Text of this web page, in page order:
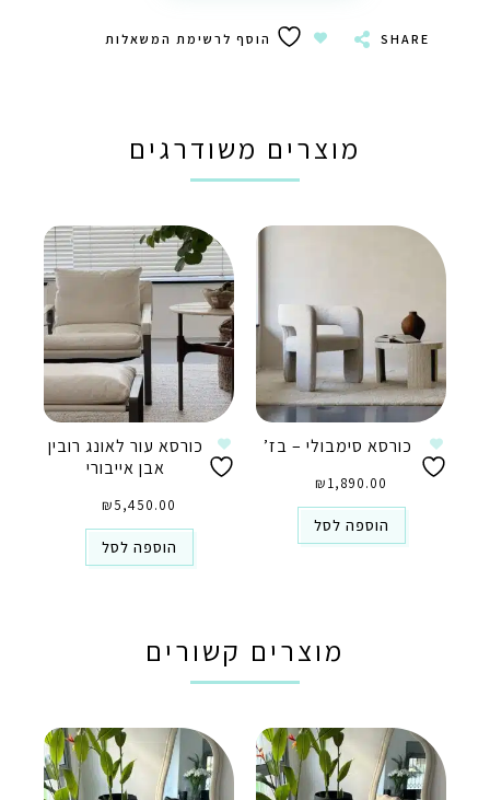
SHARE הוסף לרשימת המשאלות
מוצרים משודרגים
כורסא סימבולי – בז’
₪1,890.00
הוספה לסל
כורסא עור לאונג רובין
אבן אייבורי
₪5,450.00
הוספה לסל
מוצרים קשורים